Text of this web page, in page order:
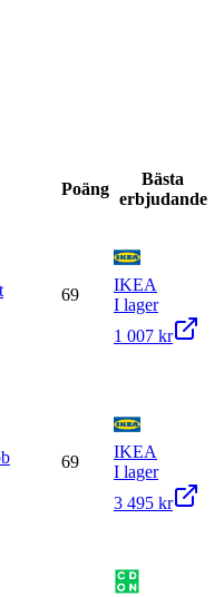
Poäng
Bästa
erbjudande
69
IKEA
I lager
1 007 kr
69
IKEA
I lager
3 495 kr